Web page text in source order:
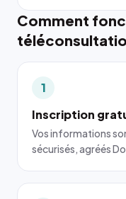
Comment
1
Inscription
Vos informations
sécurisés, agréés